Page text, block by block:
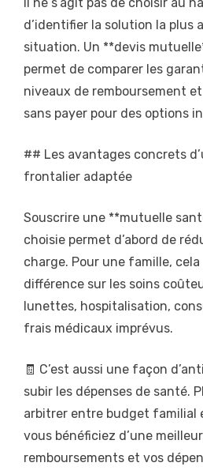
d’identifier la solution la plus
situation. Un **devis
permet de comparer les
niveaux de remboursement
sans payer pour des options
## Les avantages concrets
frontalier adaptée
Souscrire une **mutuelle
choisie permet d’abord de
charge. Pour une famille,
différence sur les soins
lunettes, hospitalisation,
frais médicaux imprévus.
🧾 C’est aussi une façon
subir les dépenses de santé.
arbitrer entre budget familial
vous bénéficiez d’une
remboursements et vos